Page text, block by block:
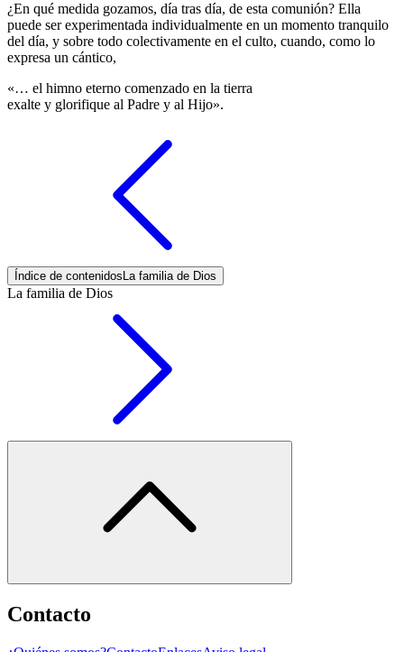
¿En qué medida gozamos, día tras día, de esta comunión? Ella
puede ser experimentada individualmente en un momento tranquilo
del día, y sobre todo colectivamente en el culto, cuando, como lo
expresa un cántico,
«… el himno eterno comenzado en la tierra
exalte y glorifique al Padre y al Hijo».
Índice de contenidos La familia de Dios
La familia de Dios
Contacto